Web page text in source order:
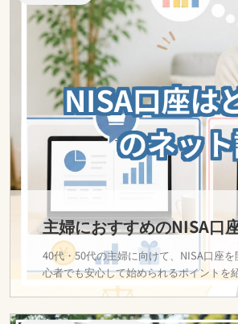
主婦におすすめのNISA口
40代・50代の主婦に向けて、NISA口座
心者でも安心して始められるポイントを